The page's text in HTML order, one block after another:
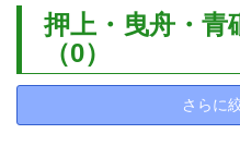
押上・曳舟・青
（0）
さらに